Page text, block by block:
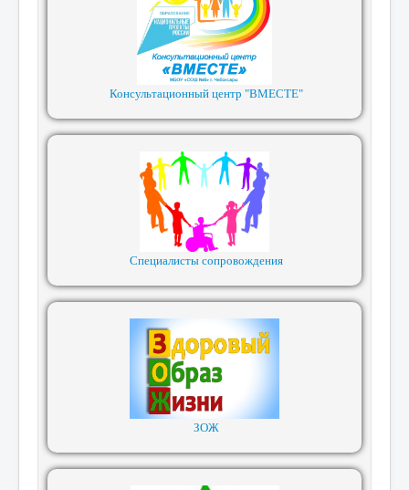
Консультационный центр "ВМЕСТЕ"
Специалисты сопровождения
ЗОЖ